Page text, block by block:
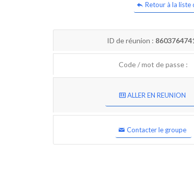
Retour à la liste
ID de réunion :
Code / mot de passe :
ALLER EN REUNION
Contacter le groupe